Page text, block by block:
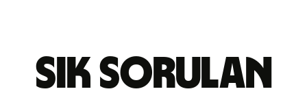
Sık sorulan